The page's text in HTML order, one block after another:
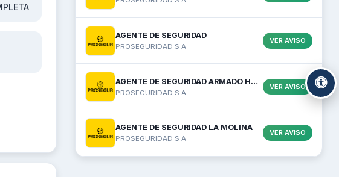
AGENTE DE SEGURIDAD
PROSEGURIDAD S A
VER AVISO
AGENTE DE SEGURIDAD ARMADO HUACHIPA
PROSEGURIDAD S A
VER AVISO
AGENTE DE SEGURIDAD LA MOLINA
PROSEGURIDAD S A
VER AVISO